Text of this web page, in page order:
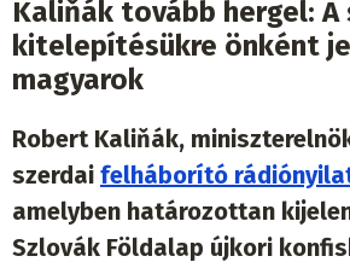
Kaliňák tovább hergel:
kitelepítésükre önként
magyarok
Robert Kaliňák,
szerdai felháborító
amelyben határozottan
Szlovák Földalap újkori